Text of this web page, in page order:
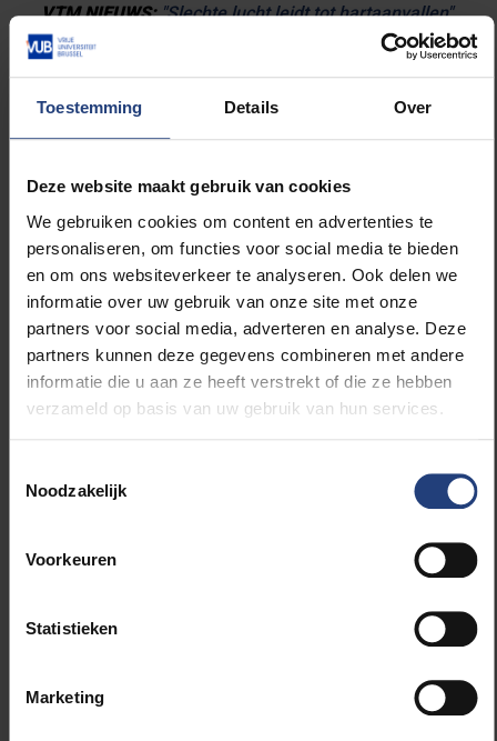
Toestemming Details Over
Deze website maakt gebruik van cookies
We gebruiken cookies om content en advertenties te
personaliseren, om functies voor social media te bieden
en om ons websiteverkeer te analyseren. Ook delen we
informatie over uw gebruik van onze site met onze
partners voor social media, adverteren en analyse. Deze
partners kunnen deze gegevens combineren met andere
informatie die u aan ze heeft verstrekt of die ze hebben
verzameld op basis van uw gebruik van hun services.
Noodzakelijk
Voorkeuren
Statistieken
Marketing
VTM NIEUWS:"Slechte lucht leidt tot hartaanvallen"
De Standaard:
luchtverontreiniging en hartaanvallen"
luchtverontreiniging en hartaanvallen"
Het Nieuwsblad:"Duidelijke link tussen
GVA:"Duidelijke link tussen luchtverontreiniging en
hartaanvallen"
Knack:"Duidelijke link tussen slechte lucht en
hartaanvallen"
HBVL:"Duidelijke link tussen luchtverontreiging en
hartaanvallen"
Plusmagazine:"Duidelijke link tussen
luchtverontreiniging en hartaanvallen"